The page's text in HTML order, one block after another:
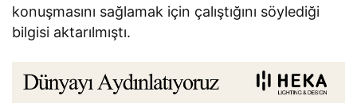
konuşmasını sağlamak için çalıştığını söylediği
bilgisi aktarılmıştı.